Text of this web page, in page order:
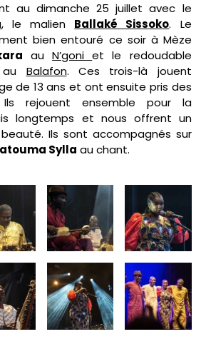
au dimanche 25 juillet avec le
, le malien Ballaké Sissoko. Le
bien entouré ce soir à Mèze
auN’goniet le redoudable
Balafon. Ces trois-là jouent
de 13 ans et ont ensuite pris des
Ils rejouent ensemble pour la
longtemps et nous offrent un
Ils sont accompagnés sur
Sylla au chant.